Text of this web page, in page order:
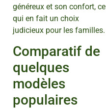
généreux et son confort, ce
qui en fait un choix
judicieux pour les familles.
Comparatif de
quelques
modèles
populaires